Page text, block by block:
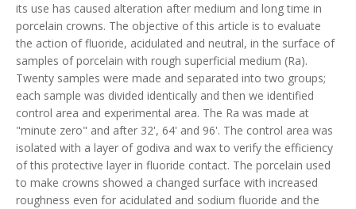
its use has caused alteration after medium and long time in
porcelain crowns. The objective of this article is to evaluate
the action of fluoride, acidulated and neutral, in the surface of
samples of porcelain with rough superficial medium (Ra).
Twenty samples were made and separated into two groups;
each sample was divided identically and then we identified
control area and experimental area. The Ra was made at
"minute zero" and after 32', 64' and 96'. The control area was
isolated with a layer of godiva and wax to verify the efficiency
of this protective layer in fluoride contact. The porcelain used
to make crowns showed a changed surface with increased
roughness even for acidulated and sodium fluoride and the